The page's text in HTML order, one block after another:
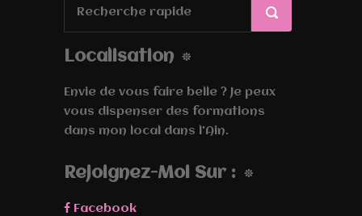
Localisation
Envie de vous faire belle ? Je peux
vous dispenser des formations
dans mon local dans l'Ain.
Rejoignez-Moi Sur :
Facebook